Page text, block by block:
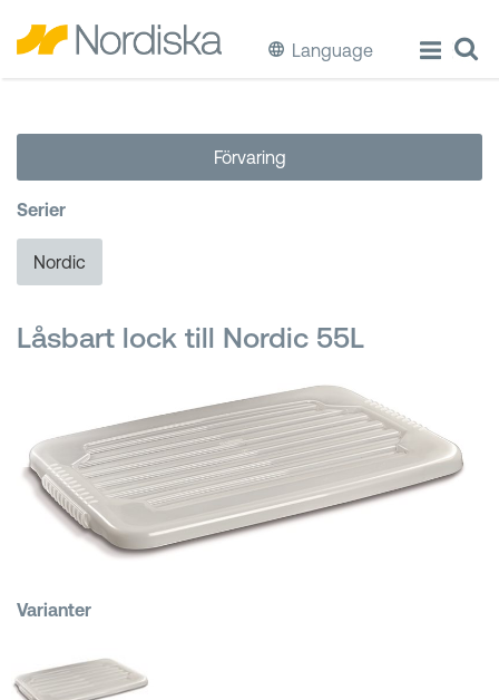
Language
Laga & Förvara mat
Diska & Städa
Förvaring
Källsortering
Hinkar & Tunnor
Kundkorgar
Förvaring
Serier
Nordic
Låsbart lock till Nordic 55L
Varianter